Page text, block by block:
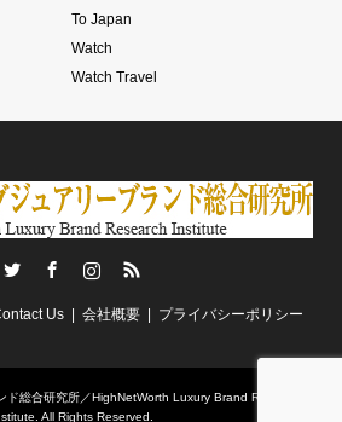
To Japan
Watch
Watch Travel
RSS
Us 会社概要 プライバシーポリシー
ド総合研究所／HighNetWorth Luxury Brand Research
. All Rights Reserved.